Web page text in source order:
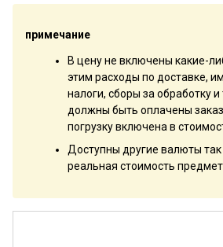
примечание
В цену не включены какие-
этим расходы по доставке,
налоги, сборы за обработку и
должны быть оплачены
погрузку включена в
Доступны другие валюты так
реальная стоимость